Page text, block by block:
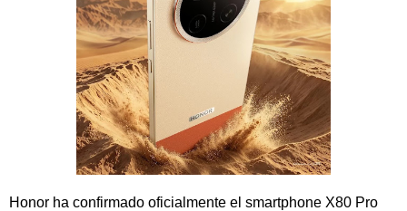
Honor ha confirmado oficialmente el smartphone X80 Pro